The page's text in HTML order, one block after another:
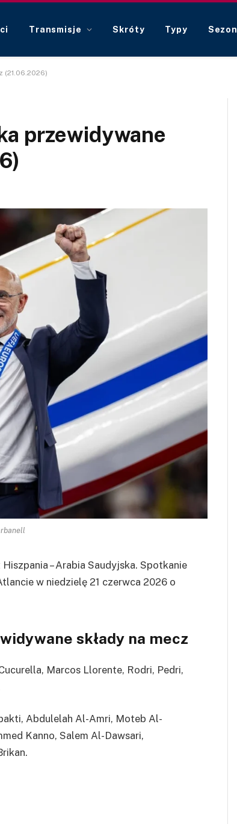
Transmisje Skróty Typy Sezon
(21.06.2026)
przewidywane
– Arabia Saudyjska. Spotkanie
w niedzielę 21 czerwca 2026 o
składy na mecz
Marcos Llorente, Rodri, Pedri,
Abdulelah Al-Amri, Moteb Al-
Kanno, Salem Al-Dawsari,